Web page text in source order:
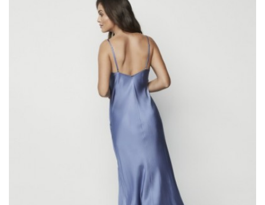
Ropa y complementos
Lencería
Prendas moldeadoras
Hombre
Ortopedia